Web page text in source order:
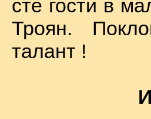
сте гости в
Троян.
талант !